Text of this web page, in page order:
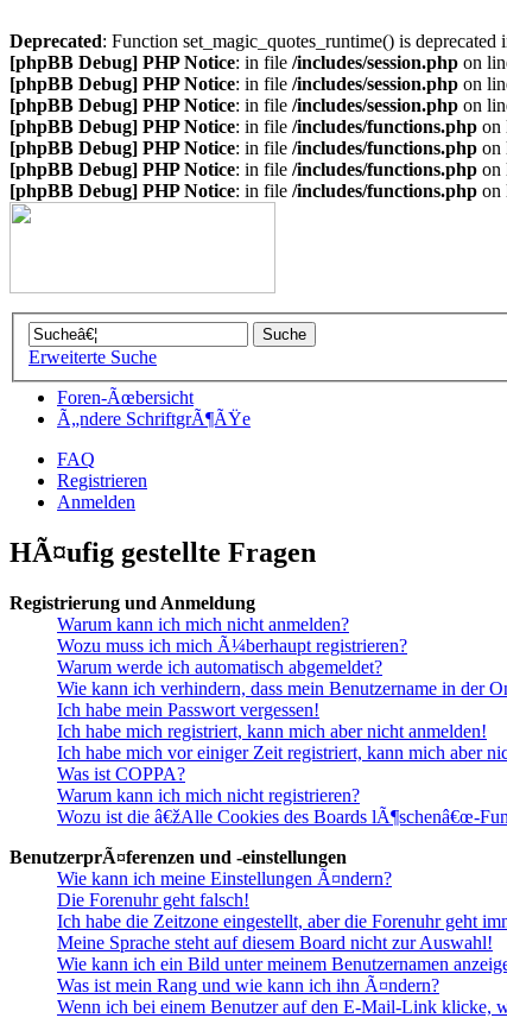
Deprecated: Function set_magic_quotes_runtime() is deprecated
[phpBB Debug] PHP Notice: in file /includes/session.php on
[phpBB Debug] PHP Notice: in file /includes/session.php on
[phpBB Debug] PHP Notice: in file /includes/session.php on
[phpBB Debug] PHP Notice: in file /includes/functions.php on
[phpBB Debug] PHP Notice: in file /includes/functions.php on
[phpBB Debug] PHP Notice: in file /includes/functions.php on
[phpBB Debug] PHP Notice: in file /includes/functions.php on
Erweiterte Suche
Foren-Ãœbersicht
Ã„ndere SchriftgrÃ¶ÃŸe
FAQ
Registrieren
Anmelden
HÃ¤ufig gestellte Fragen
Registrierung und Anmeldung
Warum kann ich mich nicht anmelden?
Wozu muss ich mich Ã¼berhaupt registrieren?
Warum werde ich automatisch abgemeldet?
Wie kann ich verhindern, dass mein Benutzername in der
Ich habe mein Passwort vergessen!
Ich habe mich registriert, kann mich aber nicht anmelden!
Ich habe mich vor einiger Zeit registriert, kann mich aber
Was ist COPPA?
Warum kann ich mich nicht registrieren?
Wozu ist die â€žAlle Cookies des Boards lÃ¶schenâ€œ-
BenutzerprÃ¤ferenzen und -einstellungen
Wie kann ich meine Einstellungen Ã¤ndern?
Die Forenuhr geht falsch!
Ich habe die Zeitzone eingestellt, aber die Forenuhr geht
Meine Sprache steht auf diesem Board nicht zur Auswahl!
Wie kann ich ein Bild unter meinem Benutzernamen
Was ist mein Rang und wie kann ich ihn Ã¤ndern?
Wenn ich bei einem Benutzer auf den E-Mail-Link klicke,